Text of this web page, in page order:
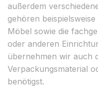
außerdem
gehören
Möbel sowie die
oder anderen
übernehmen wir auch
Verpackungsmaterial
benötigst.